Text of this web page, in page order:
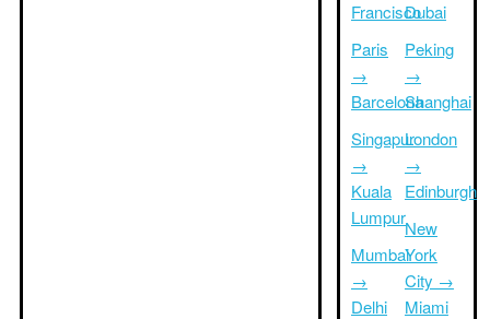
Francisco
Paris
→
Barcelona
Singapur
→
Kuala
Lumpur
Mumbai
→
Delhi
Dubai
Peking
→
Shanghai
London
→
Edinburgh
New
York
City →
Miami